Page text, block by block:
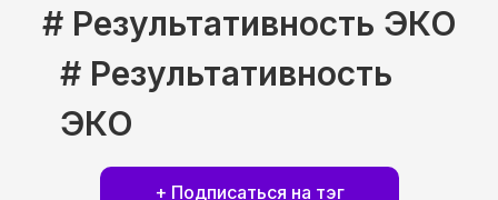
# Результативность ЭКО
# Результативность
ЭКО
+ Подписаться на тэг